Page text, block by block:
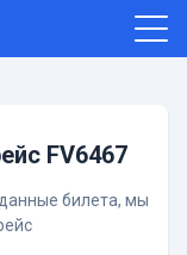
FV6467
билета, мы